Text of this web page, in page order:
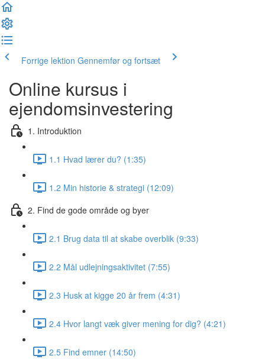
Forrige lektion Gennemfør og fortsæt
Online kursus i
ejendomsinvestering
1. Introduktion
1.1 Hvad lærer du? (1:35)
1.2 Min historie & strategi (12:09)
2. Find de gode område og byer
2.1 Brug data til at skabe overblik (9:33)
2.2 Mål udlejningsaktivitet (7:55)
2.3 Husk at kigge 20 år frem (4:31)
2.4 Hvor langt væk giver mening for dig? (4:21)
2.5 Find emner (14:50)